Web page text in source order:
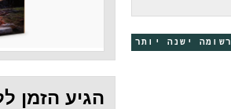
יותר
הגיע הזמן ללמוד